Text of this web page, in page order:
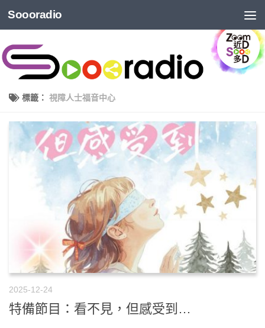
Soooradio
標籤： 視障人士福音中心
2025-12-24
特備節目：看不見，但感受到…